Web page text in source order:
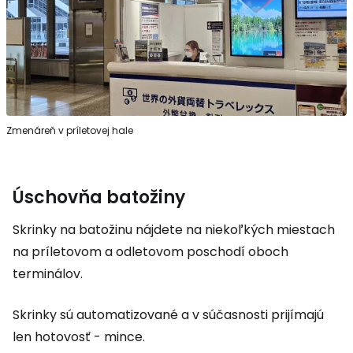
Zmenáreň v príletovej hale
Úschovňa batožiny
Skrinky na batožinu nájdete na niekoľkých miestach
na príletovom a odletovom poschodí oboch
terminálov.
Skrinky sú automatizované a v súčasnosti prijímajú
len hotovosť - mince.